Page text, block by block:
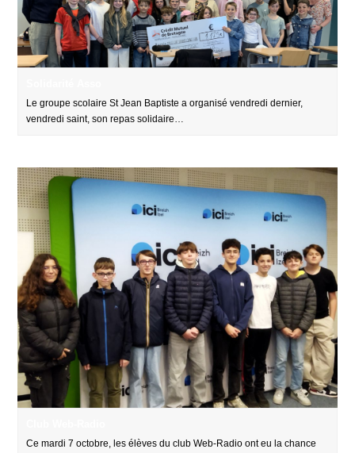
Le groupe scolaire St Jean Baptiste a organisé vendredi dernier,
vendredi saint, son repas solidaire…
Ce mardi 7 octobre, les élèves du club Web-Radio ont eu la chance